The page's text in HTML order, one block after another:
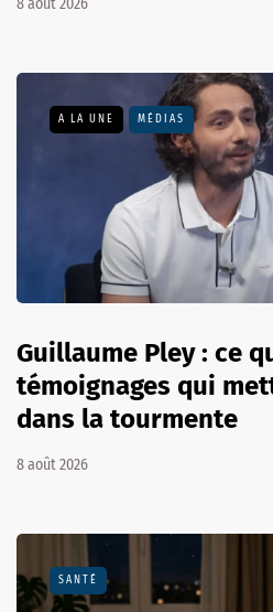
A LA UNE MÉDIAS
Guillaume Pley : ce
témoignages qui
dans la tourmente
8 août 2026
SANTÉ